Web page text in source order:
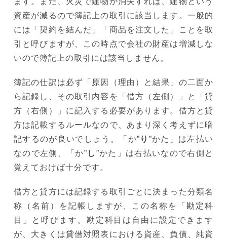
資産が減るので簿記上の取引に該当します。一般的
には「契約を結んだ」「商品を注文した」ことを取
引と呼びますが、この時点で会社の財産は増減しな
いので簿記上の取引には該当しません。
簿記の仕訳は必ず「原因（理由）と結果」の二面か
ら記録し、その取引内容を「借方（左側）」と「貸
方（右側）」に記入する必要があります。借方と貸
方は記載するルールなので、あまり深く考えずに暗
記するのが良いでしょう。「か” り ”かた」は左払い
なので左側、「か” し ”かた」は右払いなので右側と
覚えておけば十分です。
借方と貸方には記録する取引ごとに決まった分類名
称（名前）を記帳しますが、この名称を「勘定科
目」と呼びます。勘定科目は自由に設定できます
が、大きくは貸借対照表における資産、負債、純資